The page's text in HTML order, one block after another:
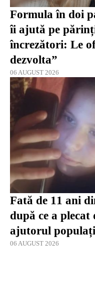
Formula în doi
îi ajută pe
încrezători: Le
dezvolta”
06 AUGUST 2026
Fată de 11 ani
după ce a plecat
ajutorul
06 AUGUST 2026